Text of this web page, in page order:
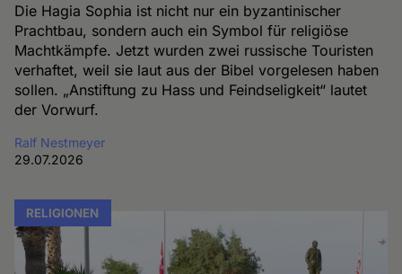
Die Hagia Sophia ist nicht nur ein byzantinischer
Prachtbau, sondern auch ein Symbol für religiöse
Machtkämpfe. Jetzt wurden zwei russische Touristen
verhaftet, weil sie laut aus der Bibel vorgelesen haben
sollen. „Anstiftung zu Hass und Feindseligkeit“ lautet
der Vorwurf.
Ralf Nestmeyer
29.07.2026
RELIGIONEN